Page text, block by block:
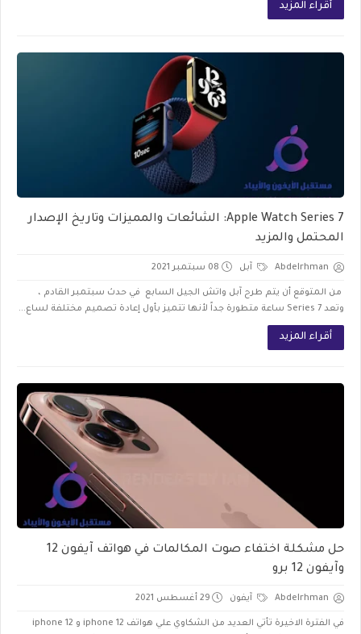
أقراء المزيد
Apple Watch Series 7: الشائعات والمميزات وتاريخ الإصدار
المحتمل والمزيد
Abdelrhman آبل 08 سبتمبر 2021
من المتوقع أن يتم طرح آبل واتش الجيل السابع في حدث سبتمبر القادم ،
وتعد Series 7 ساعة متطورة جداً لأنها تتميز بأول إعادة تصميم مختلفة لساع...
أقراء المزيد
حل مشكلة اختفاء صوت المكالمات في هواتف آيفون 12
وآيفون 12 برو
Abdelrhman آيفون 29 أغسطس 2021
في الفترة الاخيرة تأتي العديد من الشكاوي علي هواتف iphone 12 و iphone 12